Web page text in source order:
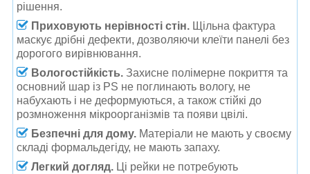
рішення.
Приховують нерівності стін. Щільна фактура
маскує дрібні дефекти, дозволяючи клеїти панелі без
дорогого вирівнювання.
Вологостійкість. Захисне полімерне покриття та
основний шар із PS не поглинають вологу, не
набухають і не деформуються, а також стійкі до
розмноження мікроорганізмів та появи цвілі.
Безпечні для дому. Матеріали не мають у своєму
складі формальдегіду, не мають запаху.
Легкий догляд. Ці рейки не потребують